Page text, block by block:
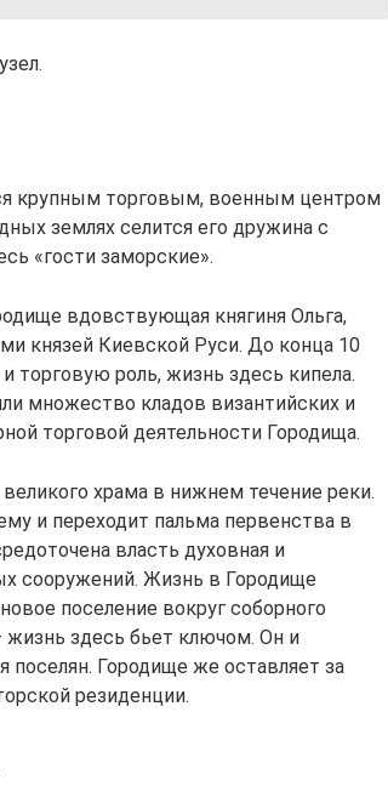
крупным торговым, военным центром
землях селится его дружина с
«гости заморские».
вдовствующая княгиня Ольга,
князей Киевской Руси. До конца 10
торговую роль, жизнь здесь кипела.
множество кладов византийских и
торговой деятельности Городища.
храма в нижнем течение реки.
и переходит пальма первенства в
власть духовная и
сооружений. Жизнь в Городище
поселение вокруг соборного
жизнь здесь бьет ключом. Он и
Городище же оставляет за
резиденции.